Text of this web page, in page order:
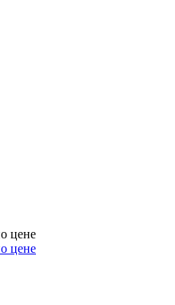
цене
цене